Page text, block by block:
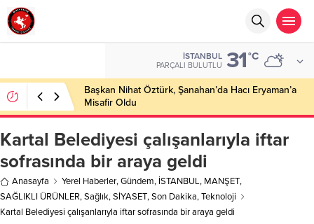
İSTANBUL
PARÇALI BULUTLU 31°C
Başkan Nihat Öztürk, Şanahan’da Hacı Eryaman’a
Misafir Oldu
Kartal Belediyesi çalışanlarıyla iftar
sofrasında bir araya geldi
Anasayfa Yerel Haberler,Gündem, İSTANBUL, MANŞET,
SAĞLIKLI ÜRÜNLER,Sağlık,SİYASET,Son Dakika,Teknoloji
Kartal Belediyesi çalışanlarıyla iftar sofrasında bir araya geldi